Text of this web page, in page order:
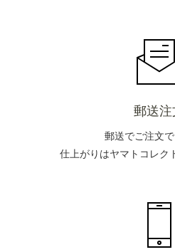
郵送注
郵送でご注文で
仕上がりはヤマトコレク